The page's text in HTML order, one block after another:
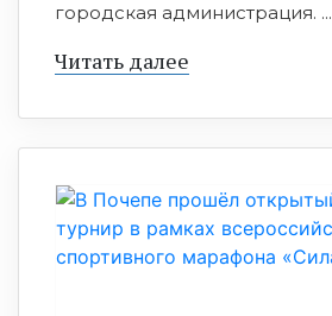
городская администрация. ...
Читать далее